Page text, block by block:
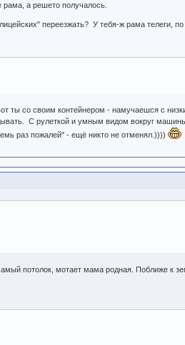
а решето получалось.
переезжать? У тебя-ж рама телеги, по
ты со своим контейнером - намучаешся с
С рулеткой и умным видом вокруг
раз пожалей" - ещё никто не отменял.))))
потолок, мотает мама родная. Поближе к